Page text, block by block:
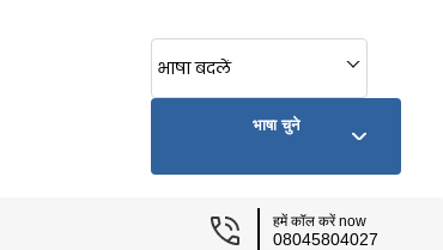
भाषा बदलें
भाषा चुने
हमें कॉल करें now
08045804027